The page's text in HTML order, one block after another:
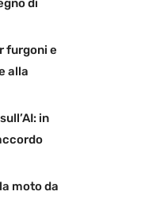
di
furgoni e
alla
in
moto da